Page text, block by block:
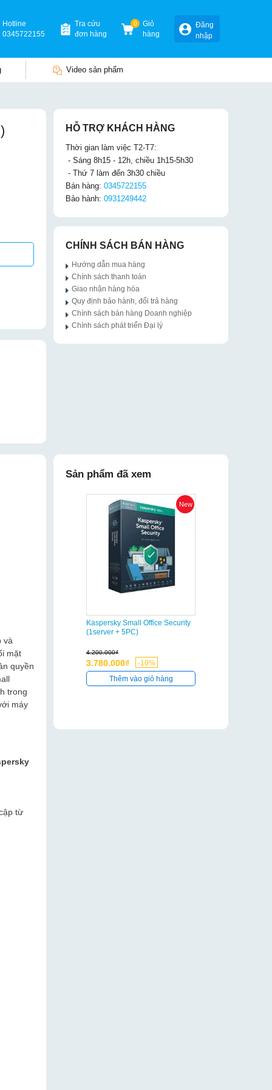
Hotline
0345722155
Tra cứu
đơn hàng
0
Giỏ
hàng
Đăng
nhập
Video sản phẩm
HỖ TRỢ KHÁCH HÀNG
Thời gian làm việc T2-T7:
- Sáng 8h15 - 12h, chiều 1h15-5h30
- Thứ 7 làm đến 3h30 chiều
Bán hàng: 0345722155
Bảo hành: 0931249442
CHÍNH SÁCH BÁN HÀNG
Hướng dẫn mua hàng
Chính sách thanh toán
Giao nhận hàng hóa
Quy định bảo hành, đổi trả hàng
Chính sách bán hàng Doanh nghiệp
Chính sách phát triển Đại lý
và
mặt
quyền
trong
máy
từ
Sản phẩm đã xem
New
Kaspersky Small Office Security
(1server + 5PC)
4.200.000₫
3.780.000₫ -10%
Thêm vào giỏ hàng